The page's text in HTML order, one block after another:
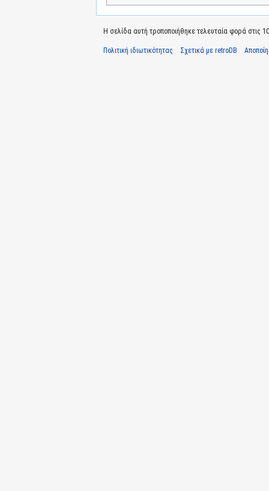
Η σελίδα αυτή τροποποιήθηκε τελευταία φορά στις
Πολιτική ιδιωτικότητας Σχετικά με retroDB